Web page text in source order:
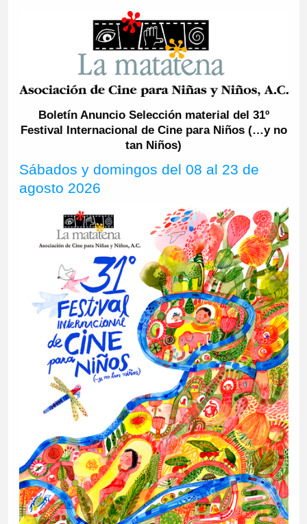
Boletín Anuncio Selección material del 31º
Festival Internacional de Cine para Niños (…y no
tan Niños)
Sábados y domingos del 08 al 23 de
agosto 2026